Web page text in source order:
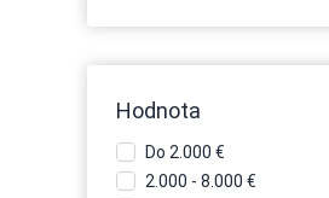
Hodnota
Do 2.000 €
2.000 - 8.000 €